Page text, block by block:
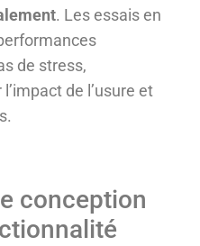
. Les essais en
de stress,
de l’usure et
conception